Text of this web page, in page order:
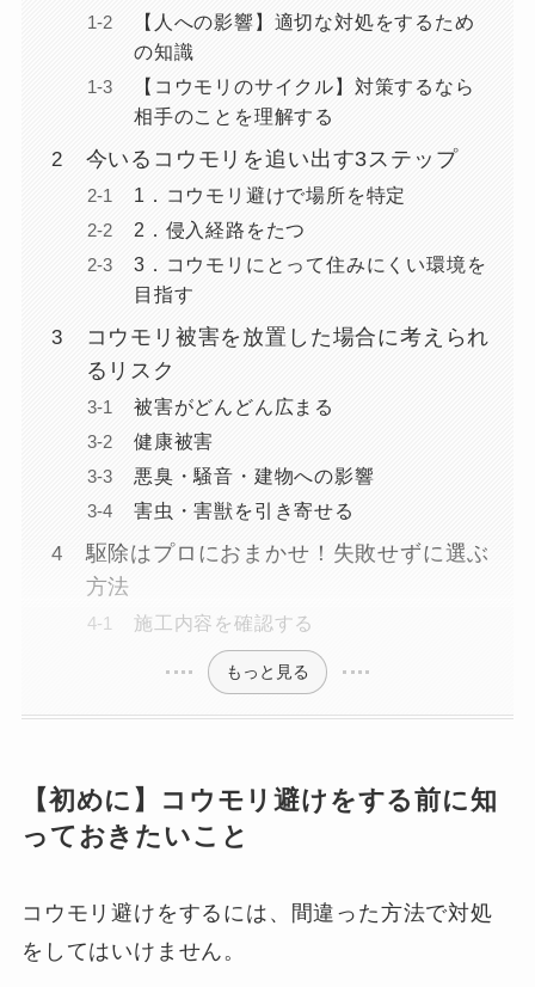
【人への影響】適切な対処をするため
の知識
【コウモリのサイクル】対策するなら
相手のことを理解する
今いるコウモリを追い出す3ステップ
1．コウモリ避けで場所を特定
2．侵入経路をたつ
3．コウモリにとって住みにくい環境を
目指す
コウモリ被害を放置した場合に考えられ
るリスク
被害がどんどん広まる
健康被害
悪臭・騒音・建物への影響
害虫・害獣を引き寄せる
駆除はプロにおまかせ！失敗せずに選ぶ
方法
施工内容を確認する
もっと見る
【初めに】コウモリ避けをする前に知
っておきたいこと
コウモリ避けをするには、間違った方法で対処
をしてはいけません。